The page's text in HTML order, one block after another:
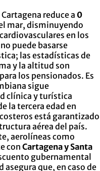
reduce a 0
mar, disminuyendo
en los
puede basarse
las estadísticas de
y la altitud son
los pensionados. Es
sigue
clínica y turística
la tercera edad en
está garantizado
aérea del país.
aerolíneas como
con Cartagena y Santa
gubernamental
asegura que, en caso de